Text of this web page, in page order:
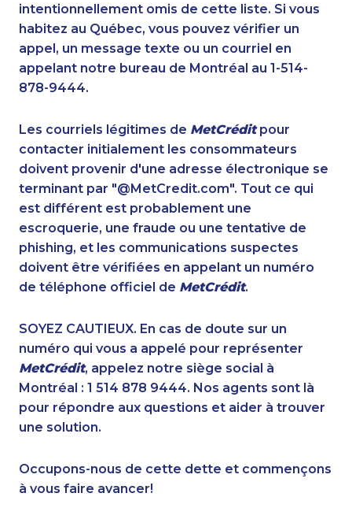
1-778-403-4329
1-403-420-5869
1-438-230-2025
1-437-900-0381
1-587-316-3395
1-778-663-5036
1-437-900-0358
1-587-319-2124
1-587-328-6626
1-438-230-2032
1-437-900-0352
1-778-663-5033
1-905-288-1758
1-604-629-1131
1-902-482-2179
1-647-722-5285
1-902-400-3270
1-778-760-1274
1-902-482-1885
1-780-429-5063
1-587-328-6554
1-289-814-1386
1-647-361-8352
1-780-420-2391
1-587-319-2139
1-587-543-0625
1-587-328-6609
1-778-760-1303
1-778-786-2469
1-647-494-7804
1-587-328-6509
1-778-401-7202
1-877-519-9560
intentionnellement omis de cette liste. Si vous
habitez au Québec, vous pouvez vérifier un
appel, un message texte ou un courriel en
appelant notre bureau de Montréal au 1-514-
878-9444.
Les courriels légitimes de MetCréditpour
contacter initialement les consommateurs
doivent provenir d'une adresse électronique se
terminant par "@MetCredit.com". Tout ce qui
est différent est probablement une
escroquerie, une fraude ou une tentative de
phishing, et les communications suspectes
doivent être vérifiées en appelant un numéro
de téléphone officiel de MetCrédit.
SOYEZ CAUTIEUX. En cas de doute sur un
numéro qui vous a appelé pour représenter
MetCrédit, appelez notre siège social à
Montréal : 1 514 878 9444. Nos agents sont là
pour répondre aux questions et aider à trouver
une solution.
Occupons-nous de cette dette et commençons
à vous faire avancer!